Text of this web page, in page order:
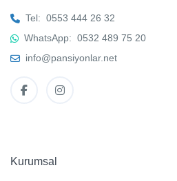
Tel: 0553 444 26 32
WhatsApp: 0532 489 75 20
info@pansiyonlar.net
Kurumsal